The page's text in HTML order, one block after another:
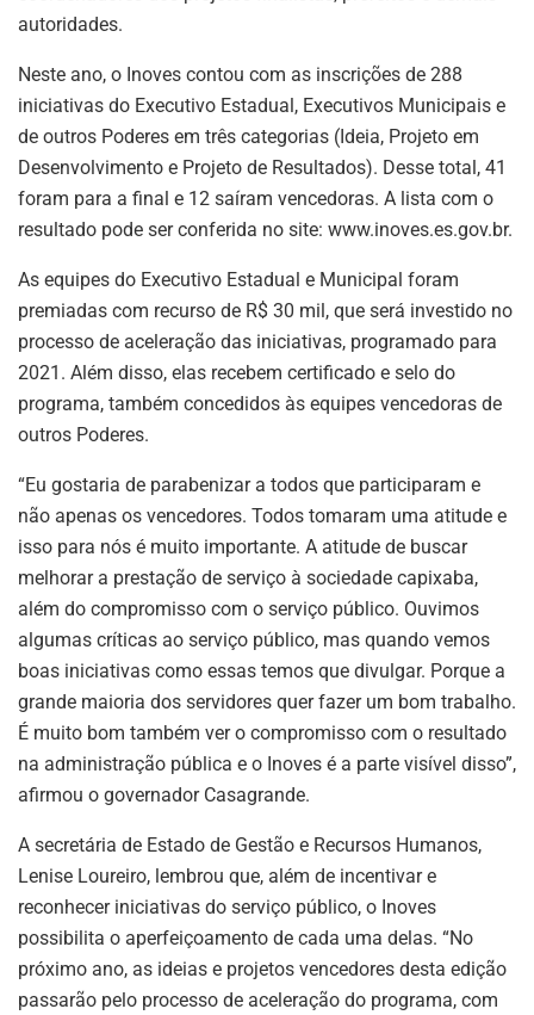
autoridades.
Neste ano, o Inoves contou com as inscrições de 288
iniciativas do Executivo Estadual, Executivos Municipais e
de outros Poderes em três categorias (Ideia, Projeto em
Desenvolvimento e Projeto de Resultados). Desse total, 41
foram para a final e 12 saíram vencedoras. A lista com o
resultado pode ser conferida no site: www.inoves.es.gov.br.
As equipes do Executivo Estadual e Municipal foram
premiadas com recurso de R$ 30 mil, que será investido no
processo de aceleração das iniciativas, programado para
2021. Além disso, elas recebem certificado e selo do
programa, também concedidos às equipes vencedoras de
outros Poderes.
“Eu gostaria de parabenizar a todos que participaram e
não apenas os vencedores. Todos tomaram uma atitude e
isso para nós é muito importante. A atitude de buscar
melhorar a prestação de serviço à sociedade capixaba,
além do compromisso com o serviço público. Ouvimos
algumas críticas ao serviço público, mas quando vemos
boas iniciativas como essas temos que divulgar. Porque a
grande maioria dos servidores quer fazer um bom trabalho.
É muito bom também ver o compromisso com o resultado
na administração pública e o Inoves é a parte visível disso”,
afirmou o governador Casagrande.
A secretária de Estado de Gestão e Recursos Humanos,
Lenise Loureiro, lembrou que, além de incentivar e
reconhecer iniciativas do serviço público, o Inoves
possibilita o aperfeiçoamento de cada uma delas. “No
próximo ano, as ideias e projetos vencedores desta edição
passarão pelo processo de aceleração do programa, com